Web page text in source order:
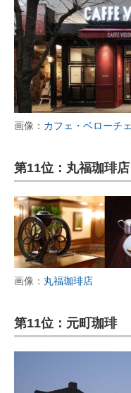
画像： カフェ・ベローチェ
第11位：丸福珈琲店
画像： 丸福珈琲店
第11位：元町珈琲